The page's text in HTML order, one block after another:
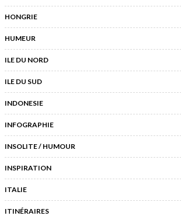
HONGRIE
HUMEUR
ILE DU NORD
ILE DU SUD
INDONESIE
INFOGRAPHIE
INSOLITE / HUMOUR
INSPIRATION
ITALIE
ITINÉRAIRES